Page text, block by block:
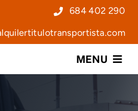
684 402 290
MENU